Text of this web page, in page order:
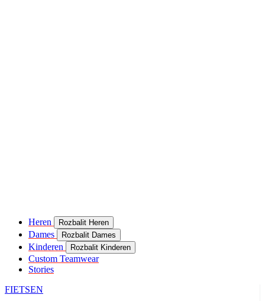
Heren Rozbalit Heren
Dames Rozbalit Dames
Kinderen Rozbalit Kinderen
Custom Teamwear
Stories
FIETSEN